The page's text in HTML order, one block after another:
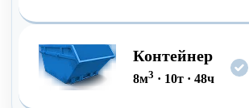
Контейнер
8м3 · 10т· 48ч